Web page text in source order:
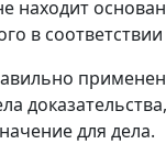
находит
в
для дела.